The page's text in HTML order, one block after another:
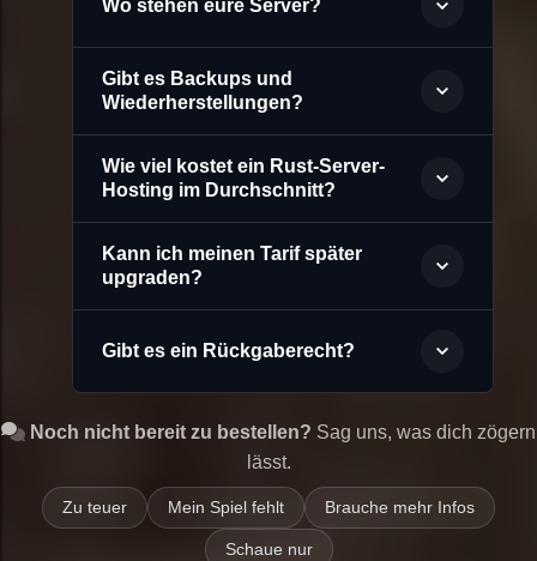
Wo stehen eure Server?
Gibt es Backups und
Wiederherstellungen?
Wie viel kostet ein Rust-Server-
Hosting im Durchschnitt?
Kann ich meinen Tarif später
upgraden?
Gibt es ein Rückgaberecht?
Noch nicht bereit zu bestellen? Sag uns, was dich zögern
lässt.
Zu teuer Mein Spiel fehlt Brauche mehr Infos
Schaue nur